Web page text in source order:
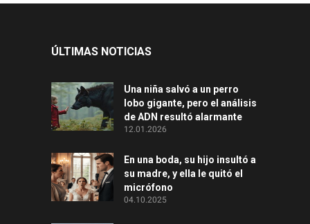
ÚLTIMAS NOTICIAS
Una niña salvó a un perro
lobo gigante, pero el análisis
de ADN resultó alarmante
12.01.2026
En una boda, su hijo insultó a
su madre, y ella le quitó el
micrófono
04.10.2025